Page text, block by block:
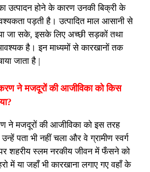
उत्पादन होने के कारण उनकी बिक्री के
पड़ती है। उत्पादित माल आसानी से
जा सके, इसके लिए अच्छी सड़कों तथा
है। इन माध्यमों से कारखानों तक
जाता है |
ने मजदूरों की आजीविका को किस
ने मजदूरों की आजीविका को इस तरह
उन्हें पता भी नहीं चला और वे ग्रामीण स्वर्ग
शहरीय स्लम नरकीय जीवन में फँसने को
में या जहाँ भी कारखाना लगाए गए वहाँ के